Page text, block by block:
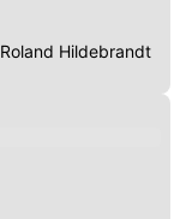
Roland Hildebrandt